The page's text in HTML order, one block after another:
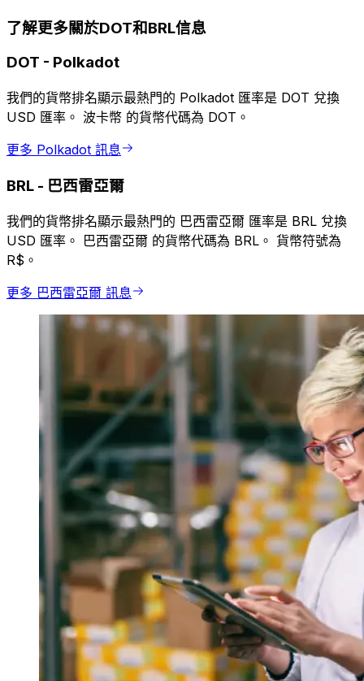
了解更多關於DOT和BRL信息
DOT - Polkadot
我們的貨幣排名顯示最熱門的 Polkadot 匯率是 DOT 兌換
USD 匯率。 波卡幣 的貨幣代碼為 DOT。
更多 Polkadot 訊息
BRL - 巴西雷亞爾
我們的貨幣排名顯示最熱門的 巴西雷亞爾 匯率是 BRL 兌換
USD 匯率。 巴西雷亞爾 的貨幣代碼為 BRL。 貨幣符號為
R$。
更多 巴西雷亞爾 訊息